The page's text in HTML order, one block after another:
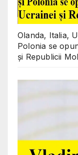
Olanda, Italia,
Polonia se
și Republicii